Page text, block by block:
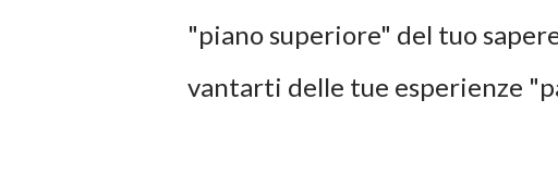
"piano superiore" del tuo
vantarti delle tue esperienze